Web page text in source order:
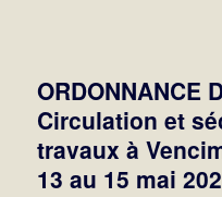
ORDONNANCE
Circulation et
travaux à
13 au 15 mai